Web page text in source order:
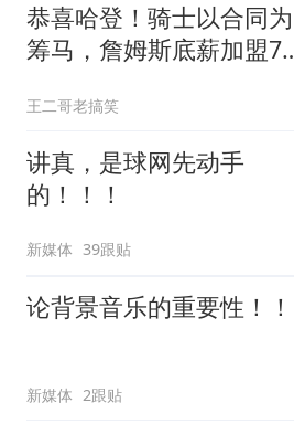
恭喜哈登！骑士以合同为
筹马，詹姆斯底薪加盟76
王二哥老搞笑
讲真，是球网先动手
的！！！
新媒体 39跟贴
论背景音乐的重要性！！
新媒体 2跟贴